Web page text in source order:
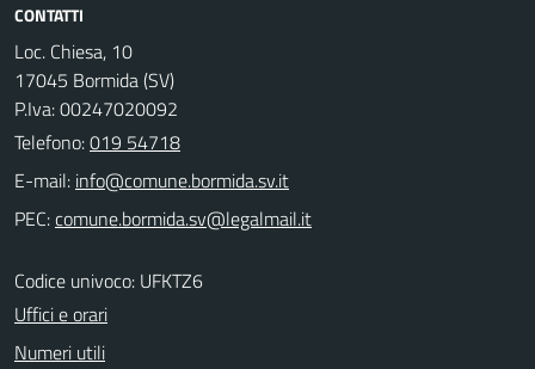
CONTATTI
Loc. Chiesa, 10
17045 Bormida (SV)
P.Iva: 00247020092
Telefono:019 54718
E-mail:
PEC:
Codice univoco: UFKTZ6
Uffici e orari
Numeri utili